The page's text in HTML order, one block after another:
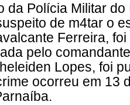
da Polícia Militar
de m4tar o
Ferreira,
pelo
Lopes, foi
ocorreu em 13